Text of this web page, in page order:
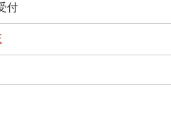
付